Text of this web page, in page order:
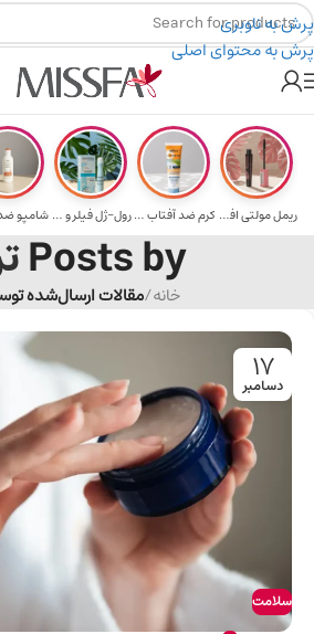
پرش به ناوبری
پرش به محتوای اصلی
هدیه برای خرید های بالای ۵ میلیون تومن
ریمل مولتی افکت... کرم ضد آفتاب حا... رول-ژل فیلر و م...
Posts by
خانه/مقالات ارسال‌شده
17
دسامبر
سلامت